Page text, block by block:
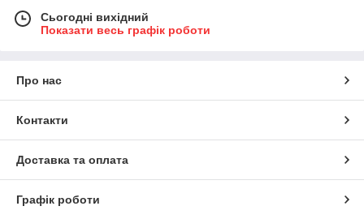
Сьогодні вихідний
Показати весь графік роботи
Про нас
Контакти
Доставка та оплата
Графік роботи